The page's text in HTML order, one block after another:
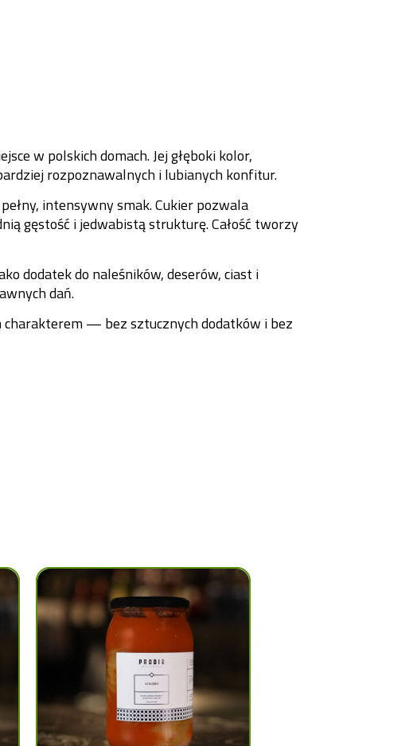
w polskich domach. Jej głęboki kolor,
rozpoznawalnych i lubianych konfitur.
intensywny smak. Cukier pozwala
gęstość i jedwabistą strukturę. Całość tworzy
dodatek do naleśników, deserów, ciast i
dań.
— bez sztucznych dodatków i bez